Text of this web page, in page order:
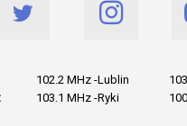
102.2 MHz -Lublin
103.1 MHz -Ryki